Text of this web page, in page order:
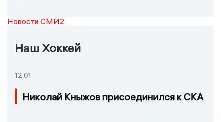
Новости СМИ2
Наш Хоккей
12:01
Николай Кныжов присоединился к СКА